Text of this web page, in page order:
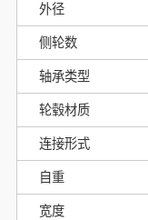
外径
侧轮数
轴承类型
轮毂材质
连接形式
自重
宽度